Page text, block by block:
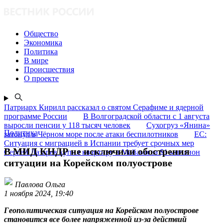
Общество
Экономика
Политика
В мире
Происшествия
О проекте
Патриарх Кирилл рассказал о святом Серафиме и ядерной
программе России
В Волгоградской области с 1 августа
выросли пенсии у 118 тысяч человек
Сухогруз «Янина»
затонул в Чёрном море после атаки беспилотников
ЕС:
Ситуация с миграцией в Испании требует срочных мер
Сергей Лазарев купил квартиру в Майами за $1 миллион
Политика
В МИД КНДР не исключили обострения
ситуации на Корейском полуострове
Павлова Ольга
1 ноября 2024, 19:40
Геополитическая ситуация на Корейском полуострове
становится все более напряженной из-за действий